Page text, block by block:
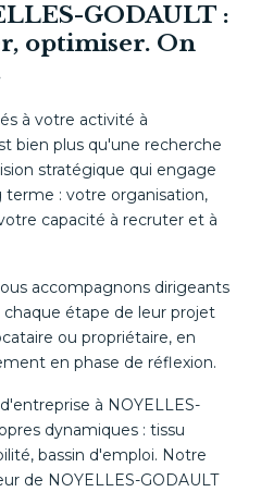
GODAULT :
optimiser. On
à votre activité à
bien plus qu'une recherche
stratégique qui engage
: votre organisation,
capacité à recruter et à
accompagnons dirigeants
étape de leur projet
ou propriétaire, en
en phase de réflexion.
à NOYELLES-
dynamiques : tissu
bassin d'emploi. Notre
de NOYELLES-GODAULT